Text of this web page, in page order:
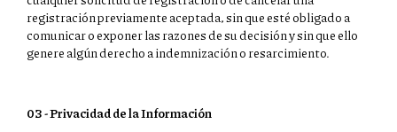
registración previamente aceptada, sin que esté obligado a
comunicar o exponer las razones de su decisión y sin que ello
genere algún derecho a indemnización o resarcimiento.
03 - Privacidad de la Información